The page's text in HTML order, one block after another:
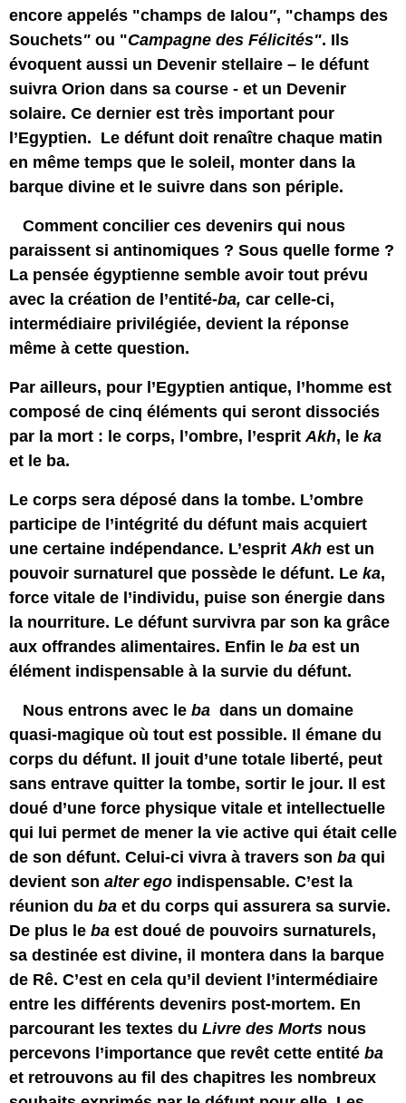
encore appelés "champs de Ialou", "champs des
Souchets" ou "Campagne des Félicités". Ils
évoquent aussi un Devenir stellaire – le défunt
suivra Orion dans sa course - et un Devenir
solaire. Ce dernier est très important pour
l’Egyptien. Le défunt doit renaître chaque matin
en même temps que le soleil, monter dans la
barque divine et le suivre dans son périple.
Comment concilier ces devenirs qui nous
paraissent si antinomiques ? Sous quelle forme ?
La pensée égyptienne semble avoir tout prévu
avec la création de l’entité-ba, car celle-ci,
intermédiaire privilégiée, devient la réponse
même à cette question.
Par ailleurs, pour l’Egyptien antique, l’homme est
composé de cinq éléments qui seront dissociés
par la mort : le corps, l’ombre, l’espritAkh, le ka
et le ba.
Le corps sera déposé dans la tombe. L’ombre
participe de l’intégrité du défunt mais acquiert
une certaine indépendance. L’espritAkh est un
pouvoir surnaturel que possède le défunt. Le ka,
force vitale de l’individu, puise son énergie dans
la nourriture. Le défunt survivra par son ka grâce
aux offrandes alimentaires. Enfin le ba est un
élément indispensable à la survie du défunt.
Nous entrons avec le ba dans un domaine
quasi-magique où tout est possible. Il émane du
corps du défunt. Il jouit d’une totale liberté, peut
sans entrave quitter la tombe, sortir le jour. Il est
doué d’une force physique vitale et intellectuelle
qui lui permet de mener la vie active qui était celle
de son défunt. Celui-ci vivra à travers son ba qui
devient son alter ego indispensable. C’est la
réunion du ba et du corps qui assurera sa survie.
De plus le ba est doué de pouvoirs surnaturels,
sa destinée est divine, il montera dans la barque
de Rê. C’est en cela qu’il devient l’intermédiaire
entre les différents devenirs post-mortem. En
parcourant les textes du Livre des Morts nous
percevons l’importance que revêt cette entité ba
et retrouvons au fil des chapitres les nombreux